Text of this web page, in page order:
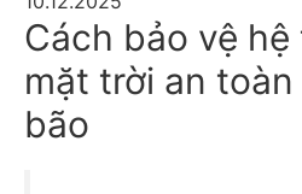
Cách bảo vệ
mặt trời an
bão